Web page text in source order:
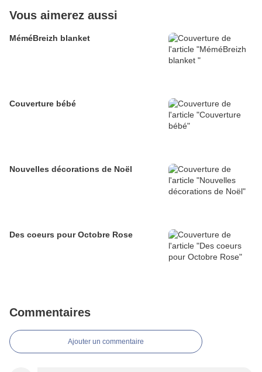
Vous aimerez aussi
MéméBreizh blanket
Couverture bébé
Nouvelles décorations de Noël
Des coeurs pour Octobre Rose
Commentaires
Ajouter un commentaire